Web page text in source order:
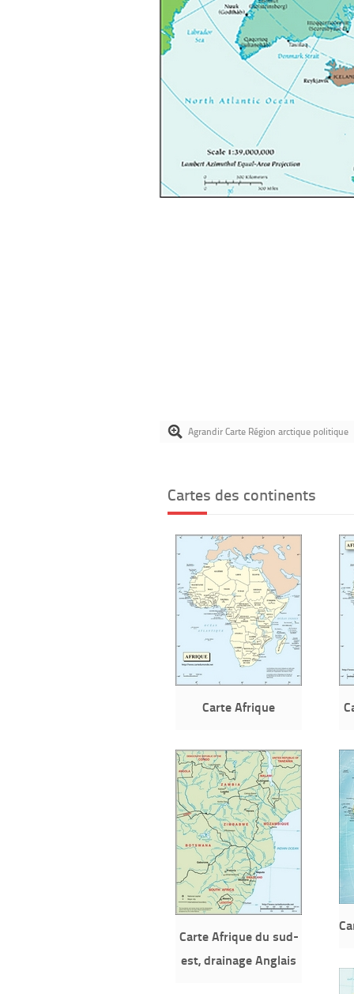
Agrandir Carte Région arctique politique
Cartes des continents
Carte Afrique
Carte Afrique du sud-
est, drainage Anglais